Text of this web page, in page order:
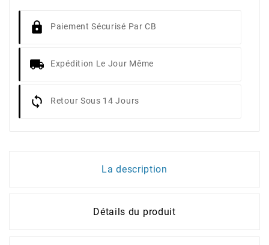
Paiement Sécurisé Par CB
Expédition Le Jour Même
Retour Sous 14 Jours
La description
Détails du produit